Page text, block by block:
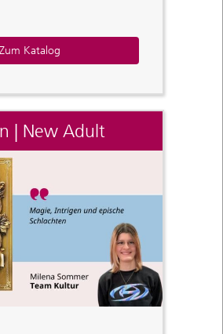
Zum Katalog
| New Adult